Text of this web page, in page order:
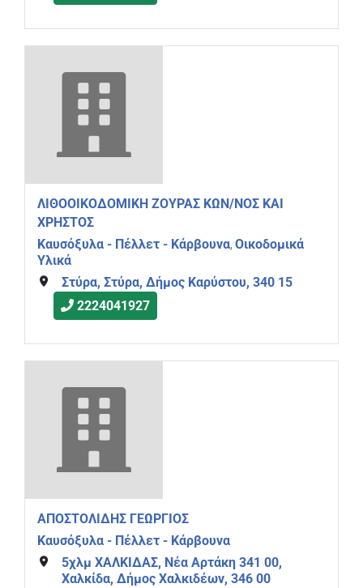
ΛΙΘΟΟΙΚΟΔΟΜΙΚΗ ΖΟΥΡΑΣ ΚΩΝ/ΝΟΣ ΚΑΙ
ΧΡΗΣΤΟΣ
Καυσόξυλα - Πέλλετ - Κάρβουνα, Οικοδομικά
Υλικά
Στύρα, Στύρα, Δήμος Καρύστου, 340 15
2224041927
ΑΠΟΣΤΟΛΙΔΗΣ ΓΕΩΡΓΙΟΣ
Καυσόξυλα - Πέλλετ - Κάρβουνα
5χλμ ΧΑΛΚΙΔΑΣ, Νέα Αρτάκη 341 00,
Χαλκίδα, Δήμος Χαλκιδέων, 346 00